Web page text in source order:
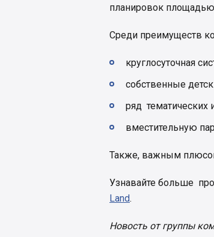
планировок
Среди преимуществ
круглосуточная
собственные
ряд тематических
вместительную
Также, важным
Узнавайте больше
Land.
Новость от группы